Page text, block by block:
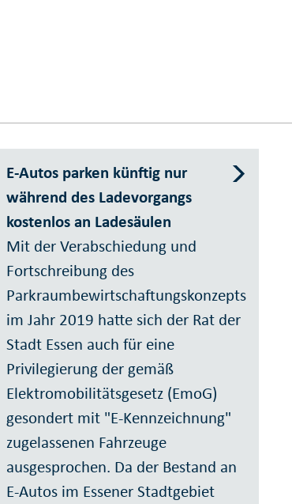
E-Autos parken künftig nur
während des Ladevorgangs
kostenlos an Ladesäulen
Mit der Verabschiedung und
Fortschreibung des
Parkraumbewirtschaftungskonzepts
im Jahr 2019 hatte sich der Rat der
Stadt Essen auch für eine
Privilegierung der gemäß
Elektromobilitätsgesetz (EmoG)
gesondert mit "E-Kennzeichnung"
zugelassenen Fahrzeuge
ausgesprochen. Da der Bestand an
E-Autos im Essener Stadtgebiet